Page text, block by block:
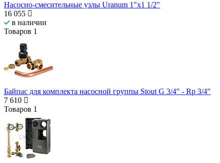
Насосно-смесительные узлы Uranum 1"х1 1/2"
16 055
в наличии
Товаров 1
Байпас для комплекта насосной группы Stout G 3/4″ - Rp 3/4″
7 610
Товаров 1